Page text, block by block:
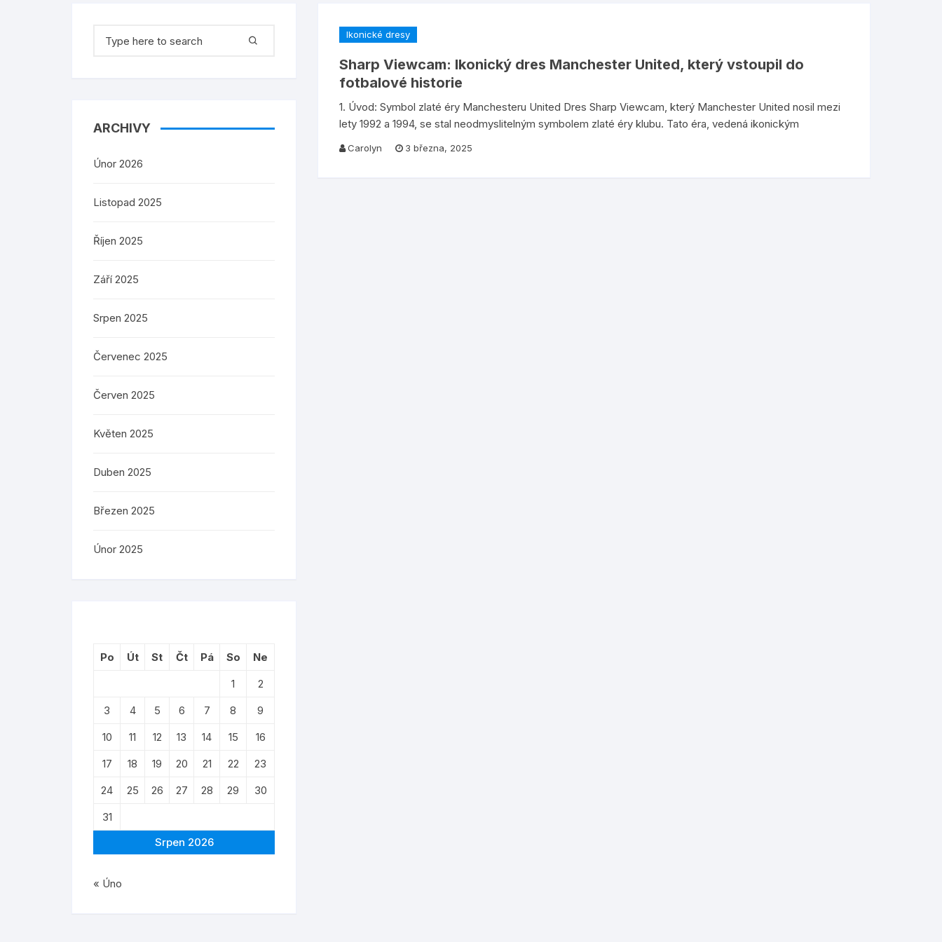
Ikonické dresy
Sharp Viewcam: Ikonický dres Manchester United, který vstoupil do
fotbalové historie
1. Úvod: Symbol zlaté éry Manchesteru United Dres Sharp Viewcam, který Manchester United nosil mezi
lety 1992 a 1994, se stal neodmyslitelným symbolem zlaté éry klubu. Tato éra, vedená ikonickým
Carolyn 3 března, 2025
for:
ARCHIVY
Únor 2026
Listopad 2025
Říjen 2025
Září 2025
Srpen 2025
Červenec 2025
Červen 2025
Květen 2025
Duben 2025
Březen 2025
Únor 2025
Srpen 2026
Po Út St Čt Pá So
Ne
1
2
3
4 5 6 7 8
9
10
11 12 13 14 15
16
17
18 19 20 21 22
23
24
25 26 27 28 29
30
31
« Úno